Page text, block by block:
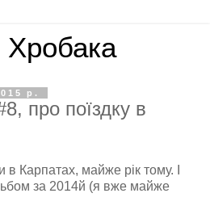
р.
про поїздку в
Карпатах, майже рік тому. І
за 2014й (я вже майже